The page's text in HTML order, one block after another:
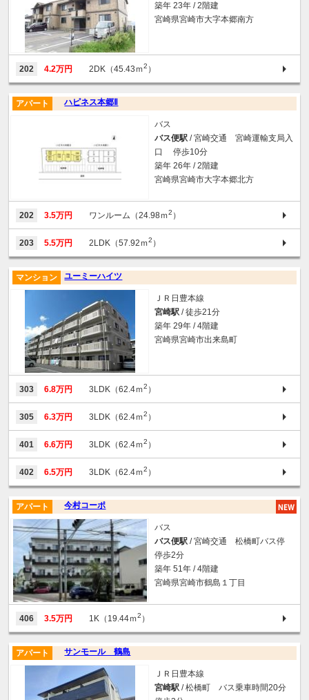
築年 23年 / 2階建
宮崎県宮崎市大字本郷南方
202 4.2万円 2DK（45.43ｍ2 ）
ハピネス本郷Ⅱ
アパート
バス
バス便駅 / 宮崎交通 宮崎運輸支局入
口 停歩10分
築年 26年 / 2階建
宮崎県宮崎市大字本郷北方
202 3.5万円 ワンルーム（24.98ｍ2 ）
203 5.5万円 2LDK（57.92ｍ2 ）
ユーミーハイツ
マンション
ＪＲ日豊本線
宮崎駅 / 徒歩21分
築年 29年 / 4階建
宮崎県宮崎市出来島町
303 6.8万円 3LDK（62.4ｍ2 ）
305 6.3万円 3LDK（62.4ｍ2 ）
401 6.6万円 3LDK（62.4ｍ2 ）
402 6.5万円 3LDK（62.4ｍ2 ）
今村コーポ
アパート
バス
バス便駅 / 宮崎交通 松橋町バス停
停歩2分
築年 51年 / 4階建
宮崎県宮崎市鶴島１丁目
406 3.5万円 1K（19.44ｍ2 ）
サンモール 鶴島
アパート
ＪＲ日豊本線
宮崎駅 / 松橋町 バス乗車時間20分